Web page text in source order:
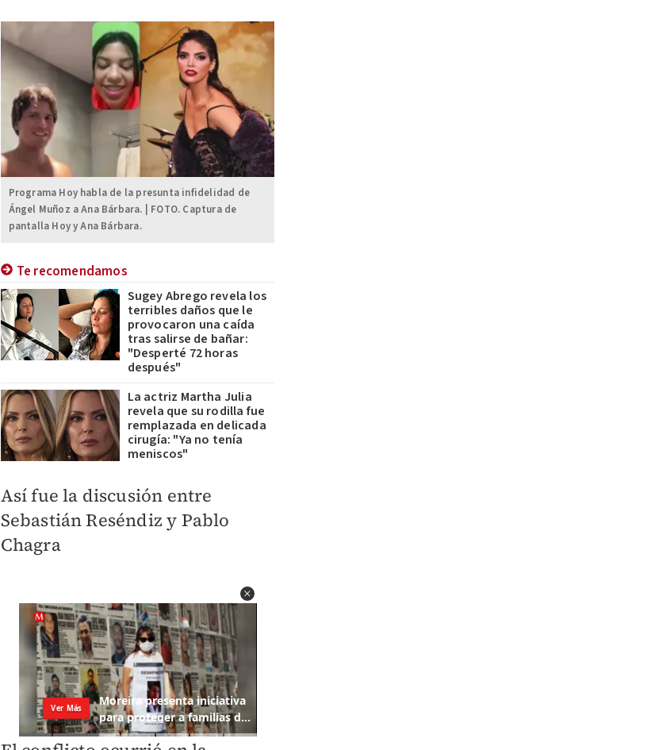
Programa Hoy habla de la presunta infidelidad de
Ángel Muñoz a Ana Bárbara. | FOTO. Captura de
pantalla Hoy y Ana Bárbara.
Te recomendamos
Sugey Abrego revela los
terribles daños que le
provocaron una caída
tras salirse de bañar:
"Desperté 72 horas
después"
La actriz Martha Julia
revela que su rodilla fue
remplazada en delicada
cirugía: "Ya no tenía
meniscos"
Así fue la discusión entre
Sebastián Reséndiz y Pablo
Chagra